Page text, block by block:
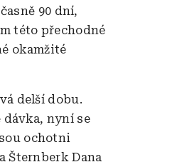
90 dní,
této přechodné
okamžité
delší dobu.
nyní se
ochotni
Šternberk Dana